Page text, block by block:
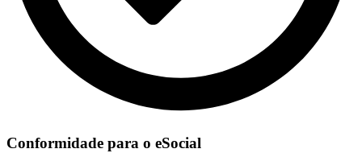
Conformidade para o eSocial